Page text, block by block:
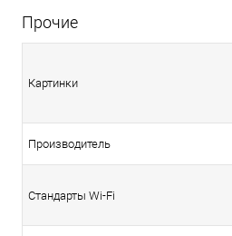
Прочие
Картинки
Производитель
Стандарты Wi-Fi